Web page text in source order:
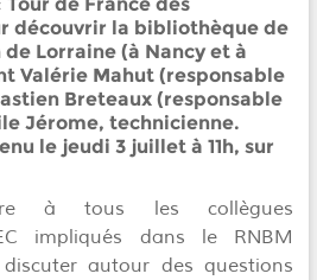
découvrir la bibliothèque de
Lorraine (à Nancy et à
Valérie Mahut (responsable
Breteaux (responsable
Jérome, technicienne.
le jeudi 3 juillet à 11h, sur
à tous les collègues
impliqués dans le RNBM
autour des questions